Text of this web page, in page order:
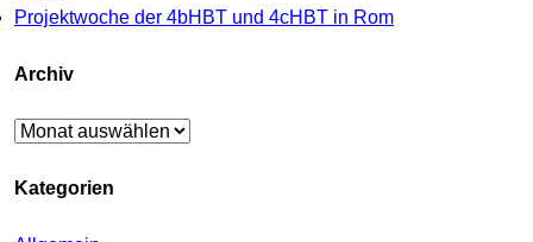
Projektwoche der 4bHBT und 4cHBT in Rom
Archiv
Archiv
Kategorien